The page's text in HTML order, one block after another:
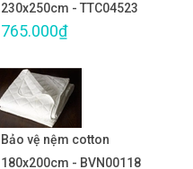
230x250cm - TTC04523
765.000₫
Bảo vệ nệm cotton
180x200cm - BVN00118